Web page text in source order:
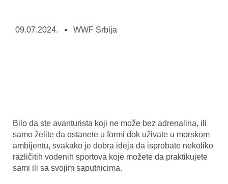
09.07.2024. WWF Srbija
Bilo da ste avanturista koji ne može bez adrenalina, ili
samo želite da ostanete u formi dok uživate u morskom
ambijentu, svakako je dobra ideja da isprobate nekoliko
različitih vodenih sportova koje možete da praktikujete
sami ili sa svojim saputnicima.